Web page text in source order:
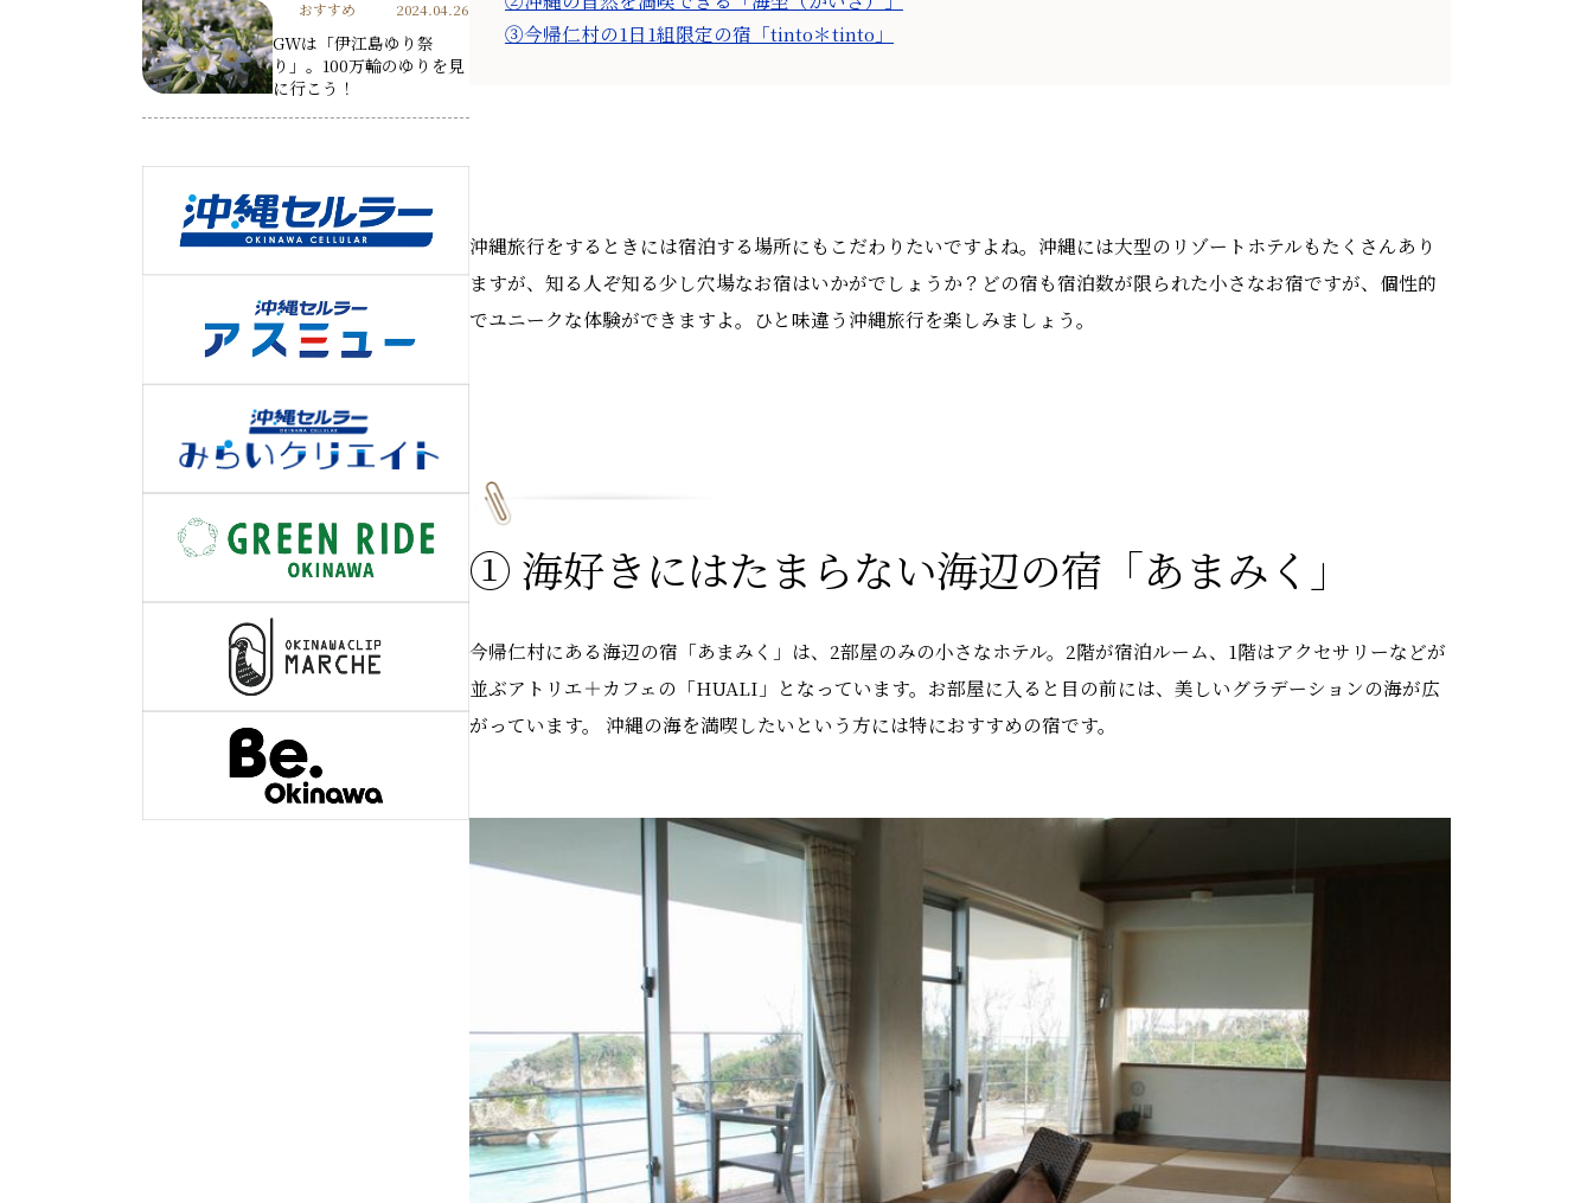
③今帰仁村の1日1組限定の宿「tinto＊tinto」
沖縄旅行をするときには宿泊する場所にもこだわりたいですよね。沖縄には大型のリゾートホテルもたくさんあり
ますが、知る人ぞ知る少し穴場なお宿はいかがでしょうか？どの宿も宿泊数が限られた小さなお宿ですが、個性的
でユニークな体験ができますよ。ひと味違う沖縄旅行を楽しみましょう。
① 海好きにはたまらない海辺の宿「あまみく」
今帰仁村にある海辺の宿「あまみく」は、2部屋のみの小さなホテル。2階が宿泊ルーム、1階はアクセサリーなどが
並ぶアトリエ＋カフェの「HUALI」となっています。お部屋に入ると目の前には、美しいグラデーションの海が広
がっています。 沖縄の海を満喫したいという方には特におすすめの宿です。
おすすめ 2024.04.26
GWは「伊江島ゆり祭
り」。100万輪のゆりを見
に行こう！